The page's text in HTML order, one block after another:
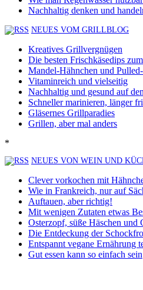
Nachhaltig denken und
NEUES VOM GRILLBLOG
Kreatives Grillvergnügen
Die besten Frischkäsedips
Mandel-Hähnchen und
Vitaminreich und vielseitig
Nachhaltig und gesund auf
Schneller marinieren, länger
Gläsernes Grillparadies
Grillen, aber mal anders
*
NEUES VON WEIN UND
Clever vorkochen mit
Wie in Frankreich, nur auf
Auftauen, aber richtig!
Mit wenigen Zutaten etwas
Osterzopf, süße Häschen und
Die Entdeckung der
Entspannt vegane Ernährung
Gut essen kann so einfach sein